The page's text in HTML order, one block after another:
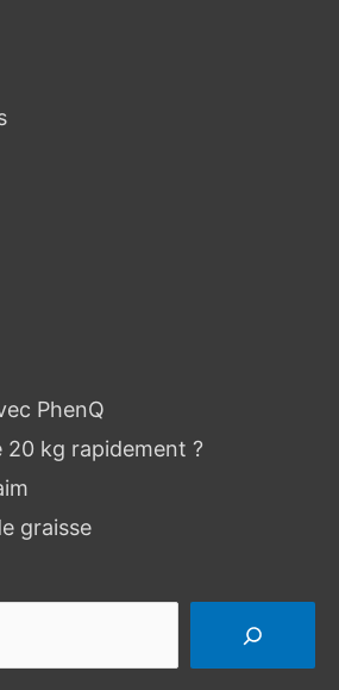
PhenQ
kg rapidement ?
graisse